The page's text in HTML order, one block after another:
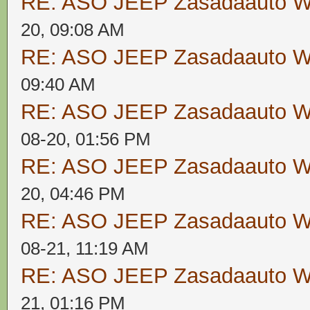
20, 09:08 AM
RE: ASO JEEP Zasadaauto
09:40 AM
RE: ASO JEEP Zasadaauto
08-20, 01:56 PM
RE: ASO JEEP Zasadaauto
20, 04:46 PM
RE: ASO JEEP Zasadaauto
08-21, 11:19 AM
RE: ASO JEEP Zasadaauto
21, 01:16 PM